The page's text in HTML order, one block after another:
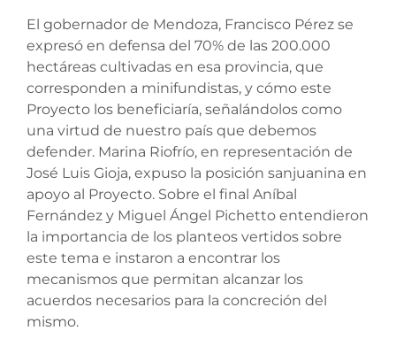
El gobernador de Mendoza, Francisco Pérez se
expresó en defensa del 70% de las 200.000
hectáreas cultivadas en esa provincia, que
corresponden a minifundistas, y cómo este
Proyecto los beneficiaría, señalándolos como
una virtud de nuestro país que debemos
defender. Marina Riofrío, en representación de
José Luis Gioja, expuso la posición sanjuanina en
apoyo al Proyecto. Sobre el final Aníbal
Fernández y Miguel Ángel Pichetto entendieron
la importancia de los planteos vertidos sobre
este tema e instaron a encontrar los
mecanismos que permitan alcanzar los
acuerdos necesarios para la concreción del
mismo.